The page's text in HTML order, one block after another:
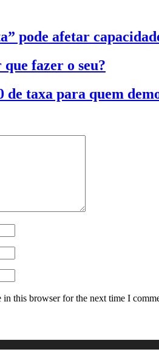
pode afetar
fazer o seu?
de taxa para quem
in this browser for the next time I